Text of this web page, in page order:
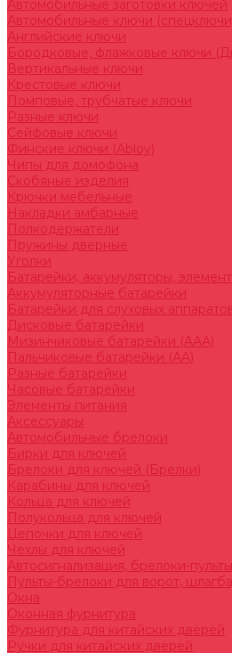
Автомобильные заготовки ключей
Автомобильные ключи
Английские ключи
Бородковые, флажковые ключи
Вертикальные ключи
Крестовые ключи
Помповые, трубчатые ключи
Разные ключи
Сейфовые ключи
Финские ключи (Abloy)
Чипы для домофона
Скобяные изделия
Крючки мебельные
Накладки амбарные
Полкодержатели
Пружины дверные
Уголки
Батарейки, аккумуляторы,
Аккумуляторные батарейки
Батарейки для слуховых
Дисковые батарейки
Мизинчиковые батарейки (AAA)
Пальчиковые батарейки (AA)
Разные батарейки
Часовые батарейки
Элементы питания
Аксессуары
Автомобильные брелоки
Бирки для ключей
Брелоки для ключей (Брелки)
Карабины для ключей
Кольца для ключей
Полукольца для ключей
Цепочки для ключей
Чехлы для ключей
Автосигнализация, брелоки-пульты
Пульты-брелоки для ворот,
Окна
Оконная фурнитура
Фурнитура для китайских дверей
Ручки для китайских дверей